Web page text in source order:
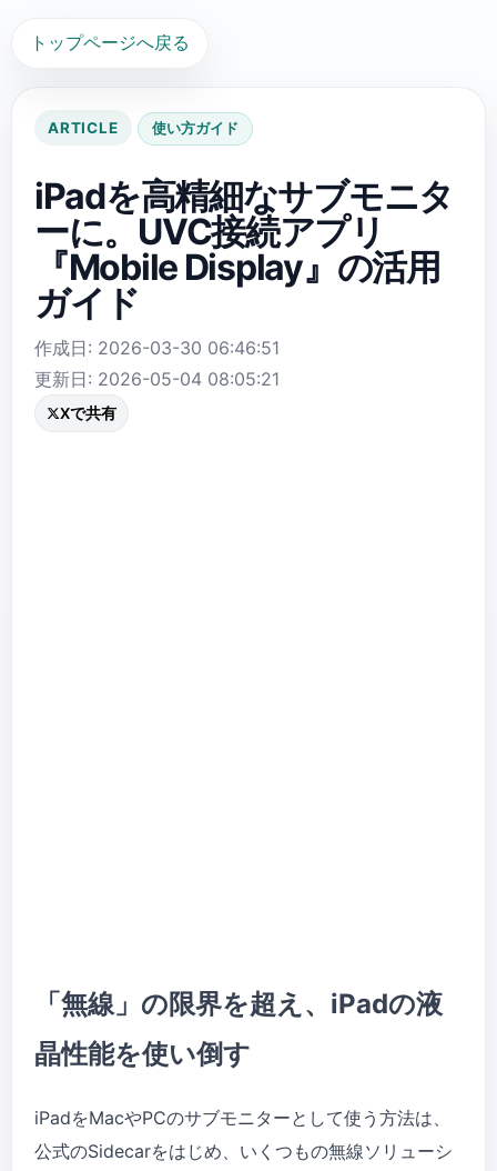
トップページへ戻る
ARTICLE 使い方ガイド
iPadを高精細なサブモニタ
ーに。UVC接続アプリ
『Mobile Display』の活用
ガイド
作成日: 2026-03-30 06:46:51
更新日: 2026-05-04 08:05:21
Xで共有
「無線」の限界を超え、iPadの液
晶性能を使い倒す
iPadをMacやPCのサブモニターとして使う方法は、
公式のSidecarをはじめ、いくつもの無線ソリューシ